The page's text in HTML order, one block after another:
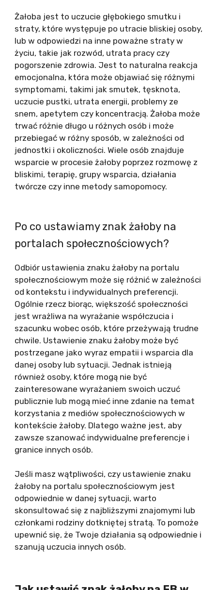
Żałoba jest to uczucie głębokiego smutku i
straty, które występuje po utracie bliskiej osoby,
lub w odpowiedzi na inne poważne straty w
życiu, takie jak rozwód, utrata pracy czy
pogorszenie zdrowia. Jest to naturalna reakcja
emocjonalna, która może objawiać się różnymi
symptomami, takimi jak smutek, tęsknota,
uczucie pustki, utrata energii, problemy ze
snem, apetytem czy koncentracją. Żałoba może
trwać różnie długo u różnych osób i może
przebiegać w różny sposób, w zależności od
jednostki i okoliczności. Wiele osób znajduje
wsparcie w procesie żałoby poprzez rozmowę z
bliskimi, terapię, grupy wsparcia, działania
twórcze czy inne metody samopomocy.
Po co ustawiamy znak żałoby na
portalach społecznościowych?
Odbiór ustawienia znaku żałoby na portalu
społecznościowym może się różnić w zależności
od kontekstu i indywidualnych preferencji.
Ogólnie rzecz biorąc, większość społeczności
jest wrażliwa na wyrażanie współczucia i
szacunku wobec osób, które przeżywają trudne
chwile. Ustawienie znaku żałoby może być
postrzegane jako wyraz empatii i wsparcia dla
danej osoby lub sytuacji. Jednak istnieją
również osoby, które mogą nie być
zainteresowane wyrażaniem swoich uczuć
publicznie lub mogą mieć inne zdanie na temat
korzystania z mediów społecznościowych w
kontekście żałoby. Dlatego ważne jest, aby
zawsze szanować indywidualne preferencje i
granice innych osób.
Jeśli masz wątpliwości, czy ustawienie znaku
żałoby na portalu społecznościowym jest
odpowiednie w danej sytuacji, warto
skonsultować się z najbliższymi znajomymi lub
członkami rodziny dotkniętej stratą. To pomoże
upewnić się, że Twoje działania są odpowiednie i
szanują uczucia innych osób.